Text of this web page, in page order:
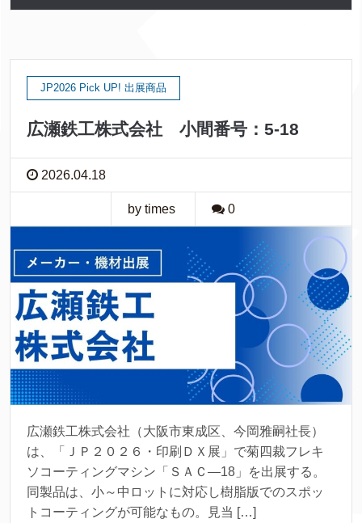
JP2026 Pick UP! 出展商品
広瀬鉄工株式会社 小間番号：5-18
2026.04.18
by times 0
広瀬鉄工株式会社（大阪市東成区、今岡雅嗣社長）
は、「ＪＰ２０２６・印刷ＤＸ展」で菊四裁フレキ
ソコーティングマシン「ＳＡＣ―18」を出展する。
同製品は、小～中ロットに対応し樹脂版でのスポッ
トコーティングが可能なもの。見当 […]